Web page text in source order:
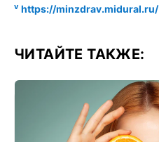
v https://minzdrav.midural.ru/
ЧИТАЙТЕ ТАКЖЕ: